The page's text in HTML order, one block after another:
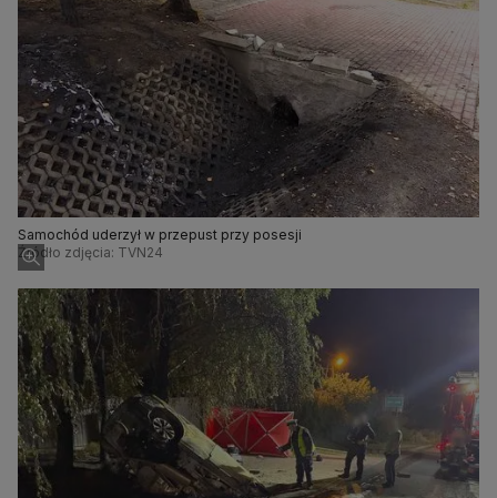
Samochód uderzył w przepust przy posesji
Źródło zdjęcia: TVN24